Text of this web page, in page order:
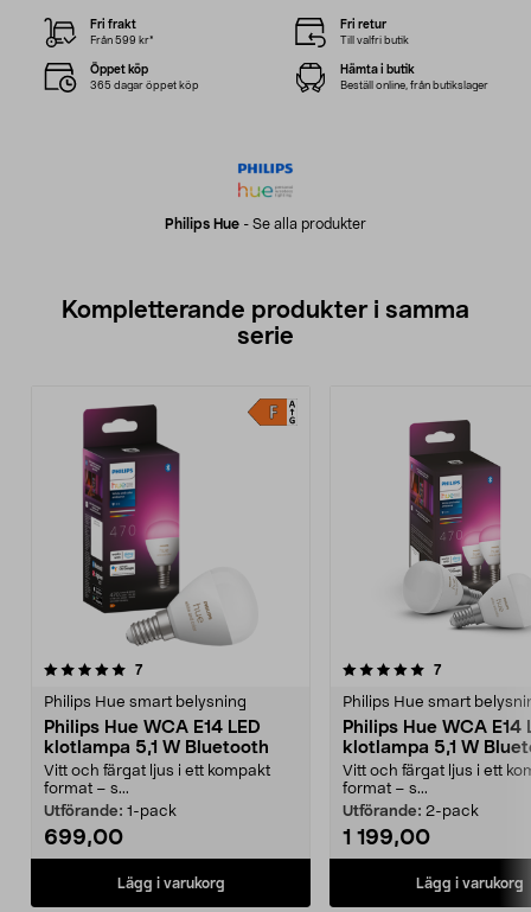
Philips Hue - Se alla produkter
Fri frakt
Från 599 kr*
Fri retur
Till valfri butik
Öppet köp
365 dagar öppet köp
Hämta i butik
Beställ online, från butikslager
Kompletterande produkter i samma
serie
7recensioner
Philips Hue smart belysning
Philips Hue WCA E14 LED
klotlampa 5,1 W Bluetooth
Vitt och färgat ljus i ett kompakt
format – s...
Utförande: 1-pack
699,00
Lägg i varukorg
5.0av 5 stjärnor 7recensioner
Philips Hue smart
Philips Hue WCA E14
klotlampa 5,1 W
Vitt och färgat ljus i ett
format – s...
Utförande: 2-pack
1 199,00
Lägg i varukorg